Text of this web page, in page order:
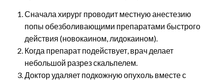
Сначала хирург проводит местную анестезию
попы обезболивающими препаратами быстрого
действия (новокаином, лидокаином).
Когда препарат подействует, врач делает
небольшой разрез скальпелем.
Доктор удаляет подкожную опухоль вместе с